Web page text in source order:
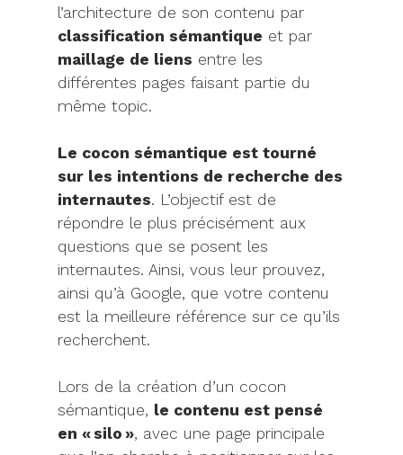
l’architecture de son contenu par
classification sémantique et par
maillage de liens entre les
différentes pages faisant partie du
même topic.
Le cocon sémantique est tourné
sur les intentions de recherche des
internautes. L’objectif est de
répondre le plus précisément aux
questions que se posent les
internautes. Ainsi, vous leur prouvez,
ainsi qu’à Google, que votre contenu
est la meilleure référence sur ce qu’ils
recherchent.
Lors de la création d’un cocon
sémantique, le contenu est pensé
en « silo », avec une page principale